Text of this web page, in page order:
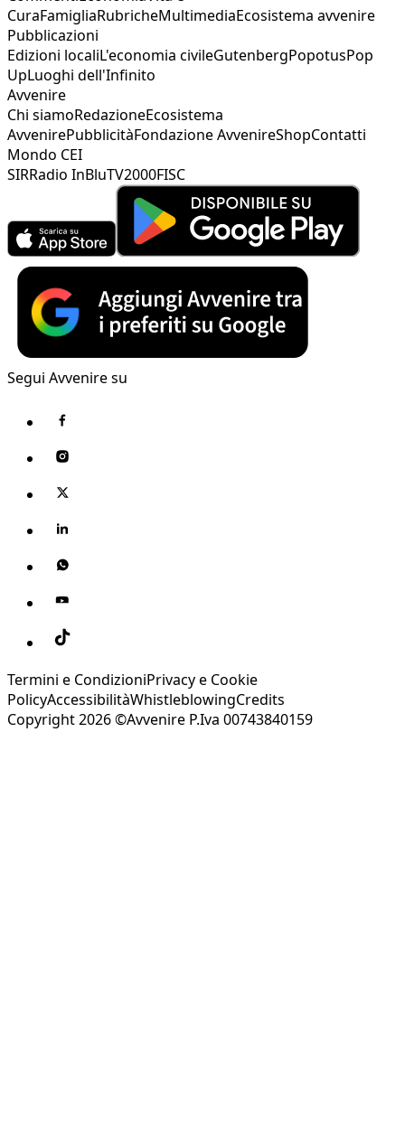
CuraFamigliaRubricheMultimediaEcosistema avvenire
Pubblicazioni
Edizioni localiL'economia civileGutenbergPopotusPop
UpLuoghi dell'Infinito
Avvenire
Chi siamoRedazioneEcosistema
AvvenirePubblicitàFondazione AvvenireShopContatti
Mondo CEI
SIRRadio InBluTV2000FISC
Segui Avvenire su
Termini e CondizioniPrivacy e Cookie
PolicyAccessibilitàWhistleblowingCredits
Copyright 2026 ©Avvenire P.Iva 00743840159